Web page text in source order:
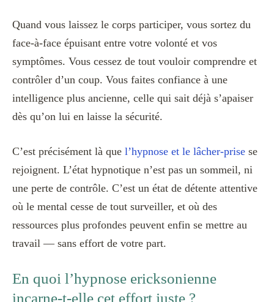
Quand vous laissez le corps participer, vous sortez du
face-à-face épuisant entre votre volonté et vos
symptômes. Vous cessez de tout vouloir comprendre et
contrôler d’un coup. Vous faites confiance à une
intelligence plus ancienne, celle qui sait déjà s’apaiser
dès qu’on lui en laisse la sécurité.
C’est précisément là que l’hypnose et le lâcher-prise se
rejoignent. L’état hypnotique n’est pas un sommeil, ni
une perte de contrôle. C’est un état de détente attentive
où le mental cesse de tout surveiller, et où des
ressources plus profondes peuvent enfin se mettre au
travail — sans effort de votre part.
En quoi l’hypnose ericksonienne
incarne-t-elle cet effort juste ?